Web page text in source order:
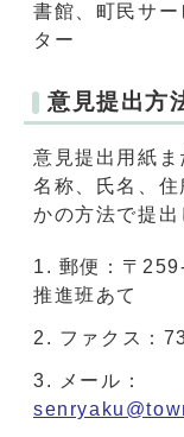
書館、町民サ
ター
意見提出方
意見提出用紙
名称、氏名、
かの方法で提出
郵便：〒
推進班あて
ファクス：
メール：